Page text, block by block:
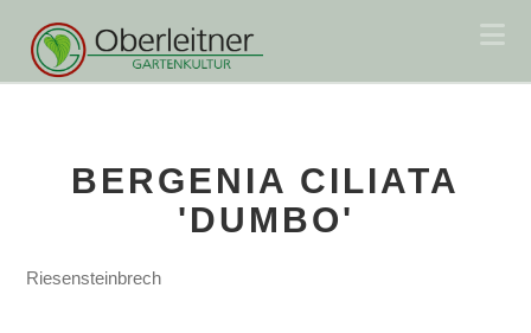
BERGENIA CILIATA
'DUMBO'
Riesensteinbrech